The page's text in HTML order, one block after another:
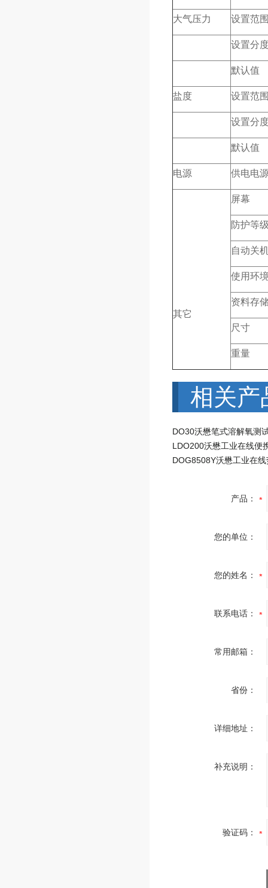
大气压力 设置范
设置分
默认值
盐度 设置范
设置分
默认值
电源 供电电
其它
屏幕
防护等
自动关
使用环
资料存
尺寸
重量
相关产
DO30沃懋笔式溶解氧测
产品：
您的单位：
您的姓名：
联系电话：
常用邮箱：
省份：
详细地址：
补充说明：
验证码：